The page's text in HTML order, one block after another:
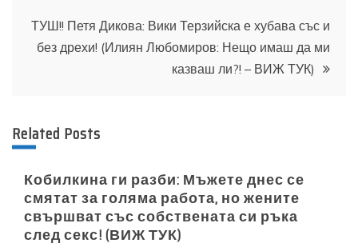
ТУШ!! Петя Дикова: Вики Терзийска е хубава със и
без дрехи! (Илиян Любомиров: Нещо имаш да ми
казваш ли?! – ВИЖ ТУК)
Related Posts
Кобилкина ги разби: Мъжете днес се
смятат за голяма работа, но жените
свършват със собствената си ръка
след секс! (ВИЖ ТУК)